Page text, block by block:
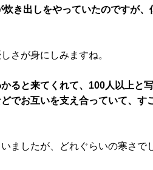
き出しをやっていたのですが、
さが身にしみますね。
ると来てくれて、100人以上と
でお互いを支え合っていて、す
ましたが、どれぐらいの寒さで